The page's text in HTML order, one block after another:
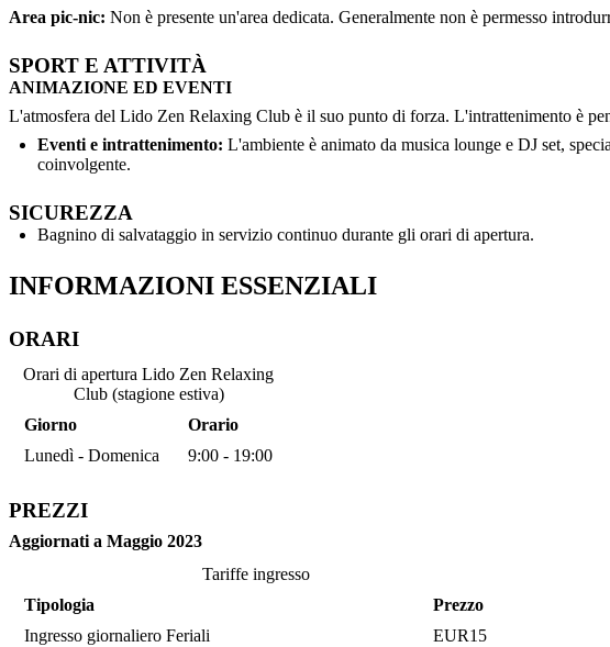
Area pic-nic: Non è presente un'area dedicata. Generalmente non è permesso
SPORT E ATTIVITÀ
ANIMAZIONE ED EVENTI
L'atmosfera del Lido Zen Relaxing Club è il suo punto di forza. L'intrattenimento è
Eventi e intrattenimento: L'ambiente è animato da musica lounge e DJ set,
coinvolgente.
SICUREZZA
Bagnino di salvataggio in servizio continuo durante gli orari di apertura.
INFORMAZIONI ESSENZIALI
ORARI
Orari di apertura Lido Zen Relaxing
Club (stagione estiva)
Giorno
Orario
Lunedì - Domenica
9:00 - 19:00
PREZZI
Aggiornati a Maggio 2023
Tariffe ingresso
Tipologia
Prezzo
Ingresso giornaliero Feriali
EUR15